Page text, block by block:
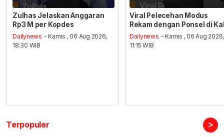
Zulhas Jelaskan Anggaran
Rp3 M per Kopdes
Dailynews - Kamis , 06 Aug 2026,
18:30 WIB
Viral Pelecehan Modus
Rekam dengan Ponsel di
Dailynews - Kamis , 06 Aug 2026,
11:15 WIB
Terpopuler >